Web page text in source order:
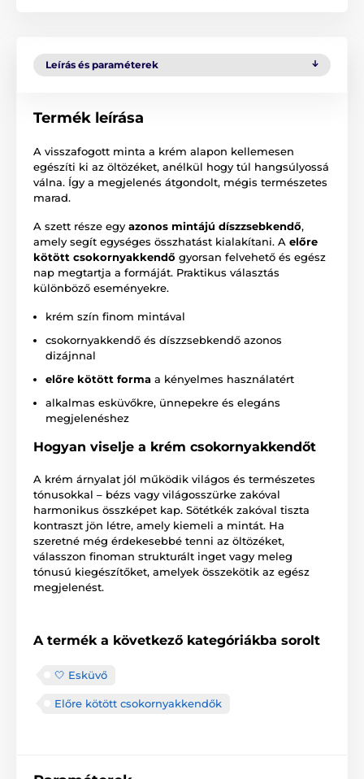
Leírás és paraméterek
Termék leírása
A visszafogott minta a krém alapon kellemesen
egészíti ki az öltözéket, anélkül hogy túl hangsúlyossá
válna. Így a megjelenés átgondolt, mégis természetes
marad.
A szett része egy azonos mintájú díszzsebkendő,
amely segít egységes összhatást kialakítani. A előre
kötött csokornyakkendő gyorsan felvehető és egész
nap megtartja a formáját. Praktikus választás
különböző eseményekre.
krém szín finom mintával
csokornyakkendő és díszzsebkendő azonos
dizájnnal
előre kötött forma a kényelmes használatért
alkalmas esküvőkre, ünnepekre és elegáns
megjelenéshez
Hogyan viselje a krém csokornyakkendőt
A krém árnyalat jól működik világos és természetes
tónusokkal – bézs vagy világosszürke zakóval
harmonikus összképet kap. Sötétkék zakóval tiszta
kontraszt jön létre, amely kiemeli a mintát. Ha
szeretné még érdekesebbé tenni az öltözéket,
válasszon finoman strukturált inget vagy meleg
tónusú kiegészítőket, amelyek összekötik az egész
megjelenést.
A termék a következő kategóriákba sorolt
🤍 Esküvő
Előre kötött csokornyakkendők